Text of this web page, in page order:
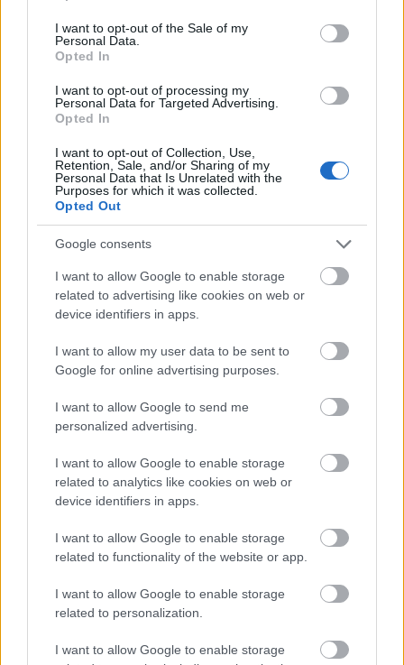
use your data for below specified purposes in below Google
consent section.
I want to opt-out of the Sale of my
Personal Data.
Opted In
I want to opt-out of processing my
Personal Data for Targeted Advertising.
Opted In
I want to opt-out of Collection, Use,
Retention, Sale, and/or Sharing of my
Personal Data that Is Unrelated with the
Purposes for which it was collected.
Opted Out
Google consents
I want to allow Google to enable storage
related to advertising like cookies on web or
device identifiers in apps.
I want to allow my user data to be sent to
Google for online advertising purposes.
I want to allow Google to send me
personalized advertising.
I want to allow Google to enable storage
related to analytics like cookies on web or
device identifiers in apps.
I want to allow Google to enable storage
related to functionality of the website or app.
I want to allow Google to enable storage
related to personalization.
I want to allow Google to enable storage
összebarátkoznak
Kijött a hivatalos előztes a The Family Guy következő
szezonjában látható különleges részhez. Ebben a
rendhagyó epizódban Peter és családja
Springfieldbe látogat, ahol találkoznak a másik
tagjaival. Az egyórás részben össze is…
Kiefer Sutherland tehetségtelen,
mindenki utál vele dolgozni
Comic Conon
-Szűcs Gyula-•2014. július 28.
A '90-es évek tinihorrorjaiból és vígjátékaiból
kihagyhatatlan, mára viszont totálisan elkallódott
szidta Kiefer Sutherlandet a hétvégi Comic Conon
(2009-ben ugyanis együtt forgatták a 24 utolsó
Hírek kávé mellé
2014. július 24.